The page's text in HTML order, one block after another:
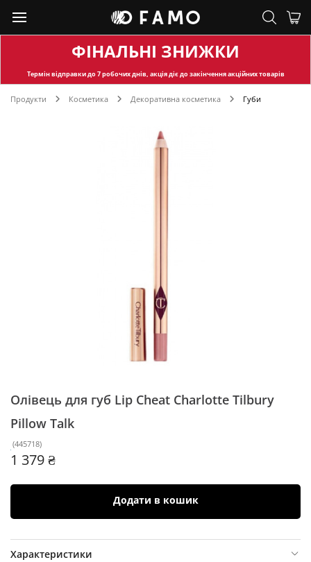
ФІНАЛЬНІ ЗНИЖКИ
Термін відправкидо 7 робочих днів, акція діє до закінчення акційних товарів
Продукти Косметика Декоративна косметика Губи
Олівець для губ Lip Cheat Charlotte Tilbury
Pillow Talk
(445718)
1 379 ₴
Додати в кошик
Характеристики